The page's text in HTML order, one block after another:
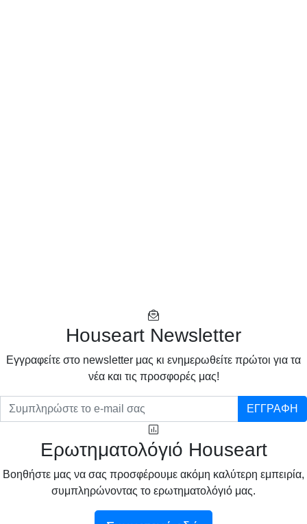
Houseart Newsletter
Eγγραφείτε στο newsletter μας κι ενημερωθείτε πρώτοι για τα
νέα και τις προσφορές μας!
ΕΓΓΡΑΦΗ
Ερωτηματολόγιό Houseart
Βοηθήστε μας να σας προσφέρουμε ακόμη καλύτερη εμπειρία,
συμπληρώνοντας το ερωτηματολόγιό μας.